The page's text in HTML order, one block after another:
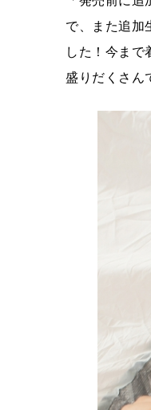
で、また追加
した！今まで
盛りだくさん